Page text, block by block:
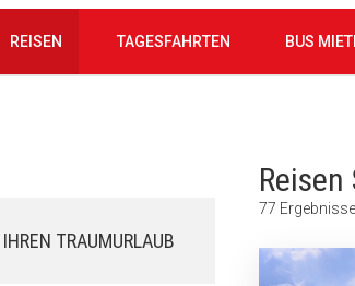
REISEN TAGESFAHRTEN BUS
TRAUMURLAUB
77